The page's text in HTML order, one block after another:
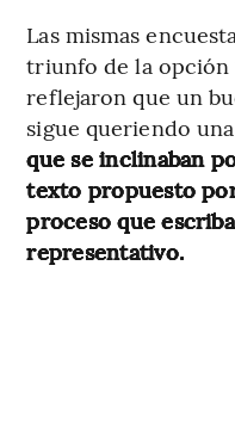
Las mismas
triunfo de la opción
reflejaron que un
sigue queriendo
que se inclinaban
texto propuesto
proceso que
representativo.